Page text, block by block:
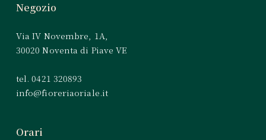
Negozio
Via IV Novembre, 1A,
30020 Noventa di Piave VE
tel. 0421 320893
info@fioreriaoriale.it
Orari